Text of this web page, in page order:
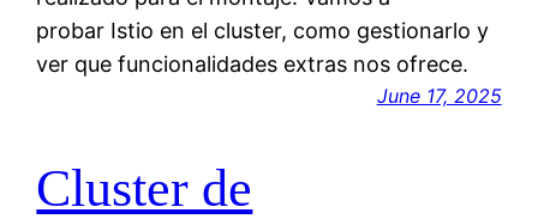
probar Istio en el cluster, como gestionarlo y
ver que funcionalidades extras nos ofrece.
June 17, 2025
Cluster de